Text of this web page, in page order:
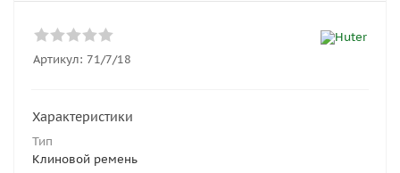
Артикул: 71/7/18
Характеристики
Тип
Клиновой ремень